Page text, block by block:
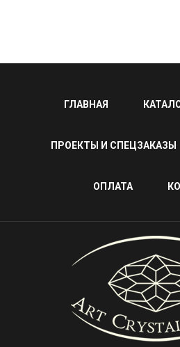
ГЛАВНАЯ
ПРОЕКТЫ И СПЕЦЗАКАЗЫ
ОПЛАТА